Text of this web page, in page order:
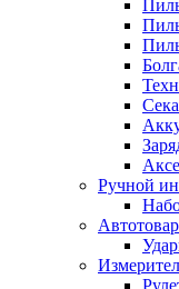
Ручной